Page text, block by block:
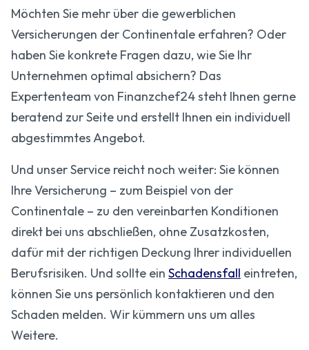
Möchten Sie mehr über die gewerblichen
Versicherungen der Continentale erfahren? Oder
haben Sie konkrete Fragen dazu, wie Sie Ihr
Unternehmen optimal absichern? Das
Expertenteam von Finanzchef24 steht Ihnen gerne
beratend zur Seite und erstellt Ihnen ein individuell
abgestimmtes Angebot.
Und unser Service reicht noch weiter: Sie können
Ihre Versicherung – zum Beispiel von der
Continentale – zu den vereinbarten Konditionen
direkt bei uns abschließen, ohne Zusatzkosten,
dafür mit der richtigen Deckung Ihrer individuellen
Berufsrisiken. Und sollte ein Schadensfall eintreten,
können Sie uns persönlich kontaktieren und den
Schaden melden. Wir kümmern uns um alles
Weitere.